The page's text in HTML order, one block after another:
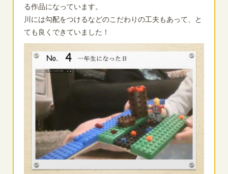
る作品になっています。
川には勾配をつけるなどのこだわりの工夫もあって、と
ても良くできていました！